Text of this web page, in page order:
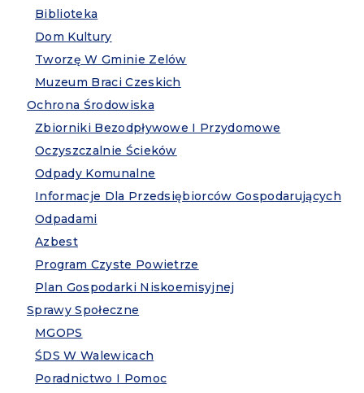
Biblioteka
Dom Kultury
Tworzę W Gminie Zelów
Muzeum Braci Czeskich
Ochrona Środowiska
Zbiorniki Bezodpływowe I Przydomowe
Oczyszczalnie Ścieków
Odpady Komunalne
Informacje Dla Przedsiębiorców Gospodarujących
Odpadami
Azbest
Program Czyste Powietrze
Plan Gospodarki Niskoemisyjnej
Sprawy Społeczne
MGOPS
ŚDS W Walewicach
Poradnictwo I Pomoc